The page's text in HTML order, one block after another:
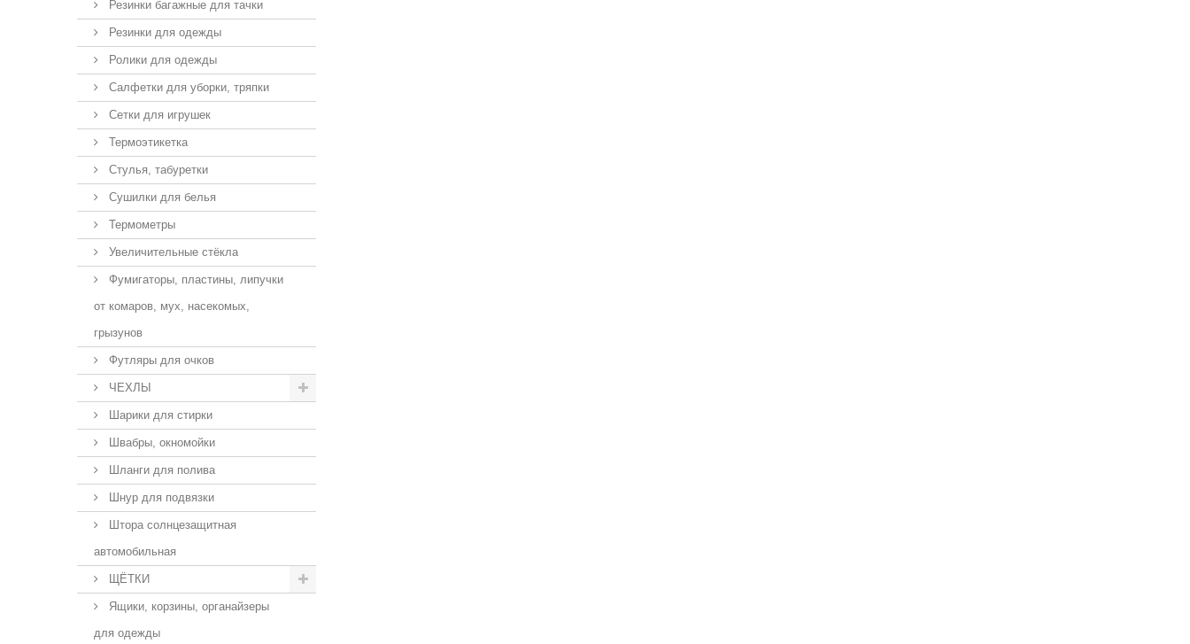
Резинки багажные для тачки
Резинки для одежды
Ролики для одежды
Салфетки для уборки, тряпки
Сетки для игрушек
Термоэтикетка
Стулья, табуретки
Сушилки для белья
Термометры
Увеличительные стёкла
Фумигаторы, пластины, липучки
от комаров, мух, насекомых,
грызунов
Футляры для очков
ЧЕХЛЫ
Шарики для стирки
Швабры, окномойки
Шланги для полива
Шнур для подвязки
Штора солнцезащитная
автомобильная
ЩЁТКИ
Ящики, корзины, органайзеры
для одежды